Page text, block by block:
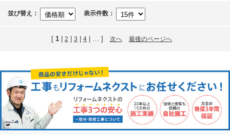
並び替え： 表示件数：
[ 1 2 3 4 | … ] 次へ 最後のページへ